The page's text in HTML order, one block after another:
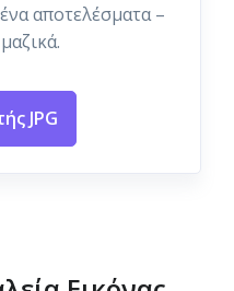
αποτελέσματα –
JPG